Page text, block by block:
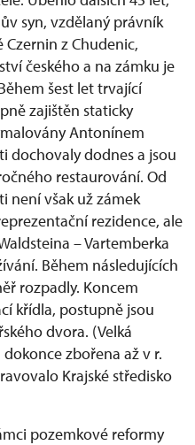
syn, vzdělaný právník
z Chudenic,
českého a na zámku je
šest let trvající
zajištěn staticky
Antonínem
dochovaly dodnes a jsou
restaurování. Od
není však už zámek
rezidence, ale
– Vartemberka
Během následujících
rozpadly. Koncem
křídla, postupně jsou
dvora. (Velká
zbořena až v r.
Krajské středisko
pozemkové reformy